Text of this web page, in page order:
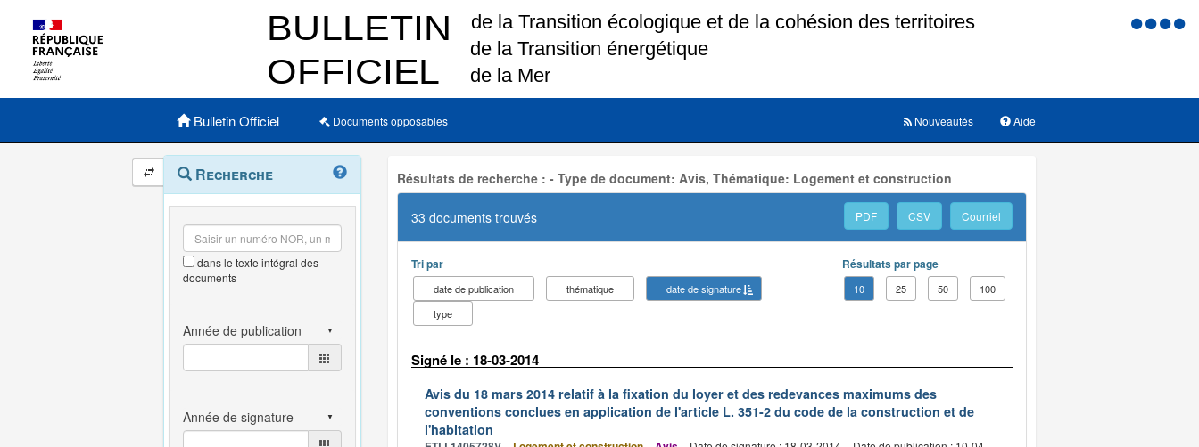
Menu
Menu principal
Bulletin Officiel Documents opposables Aide
Nouveautés
Navigation
et
outils
annexes
Menu
contextuel
Recherche
dans le texte intégral des
documents
Résultats de recherche : - Type de document: Avis, Thématique: Logement et construction
33 documents trouvés PDF CSV Courriel
Tri par
date de publication thématique
date de signature
type
Résultats par page
10 25 50 100
Signé le : 18-03-2014
Avis du 18 mars 2014 relatif à la fixation du loyer et des redevances maximums des
conventions conclues en application de l'article L. 351-2 du code de la construction et de
l'habitation